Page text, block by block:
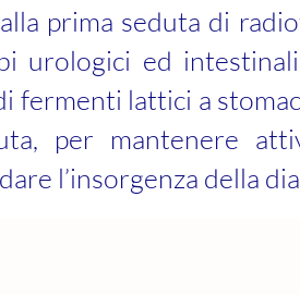
prima seduta di
urologici ed
fermenti lattici a
per mantenere
l’insorgenza della